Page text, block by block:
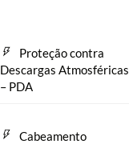
Proteção contra
Descargas Atmosféricas
– PDA
Cabeamento